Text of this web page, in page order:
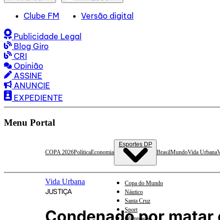
Clube FM Versão digital
Publicidade Legal
Blog Giro
CRI
Opinião
ASSINE
ANUNCIE
EXPEDIENTE
Menu Portal
COPA 2026PolíticaEconomia
Esportes DP
Copa do Mundo
Náutico
Santa Cruz
Sport
Olimpíadas
BrasilMundoVida Urbana
Vida Urbana
JUSTIÇA